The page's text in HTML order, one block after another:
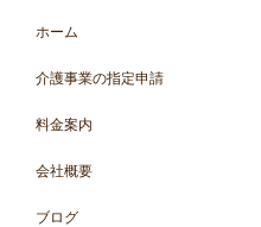
ホーム
介護事業の指定申請
料金案内
会社概要
ブログ